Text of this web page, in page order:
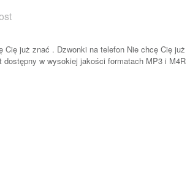
Cię już znać . Dzwonki na telefon Nie chcę Cię już
w wysokiej jakości formatach MP3 i M4R